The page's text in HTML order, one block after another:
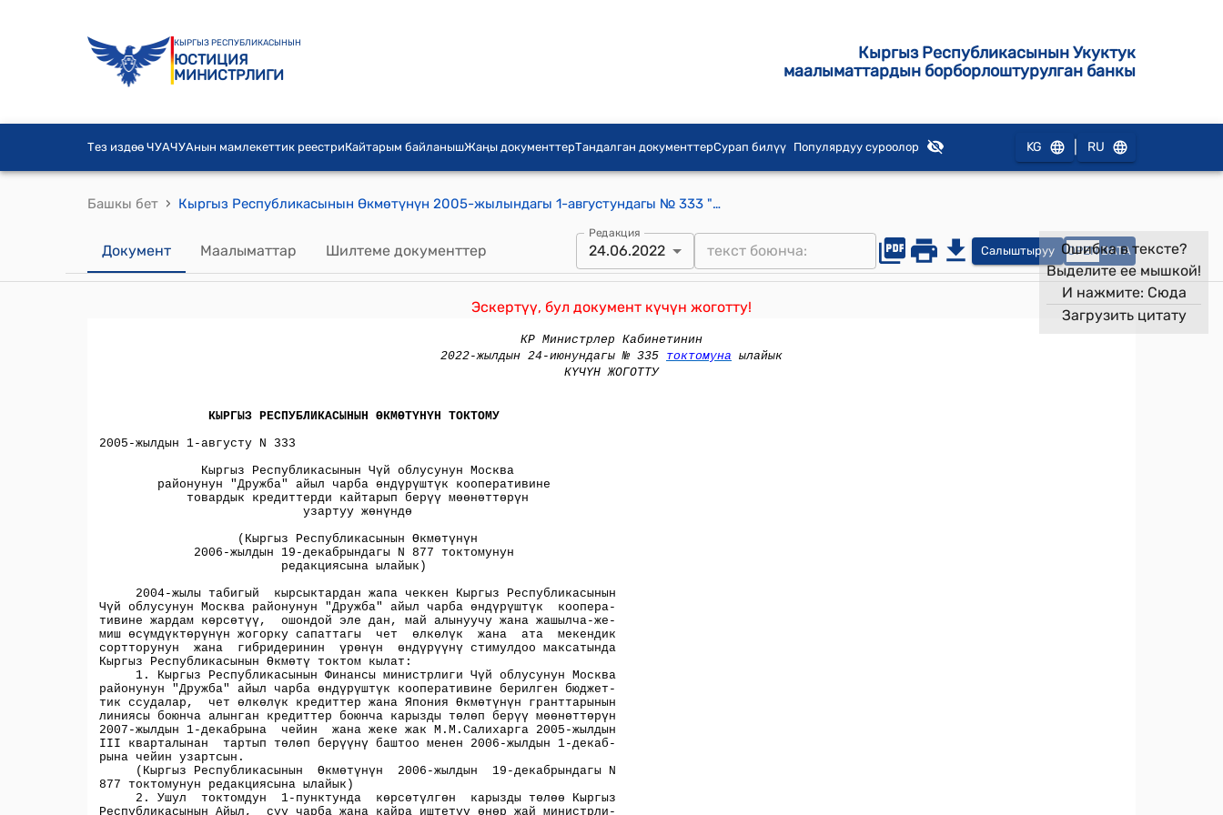
КЫРГЫЗ РЕСПУБЛИКАСЫНЫН
ЮСТИЦИЯ
МИНИСТРЛИГИ
Кыргыз Республикасынын Укуктук
маалыматтардын борборлоштурулган банкы
Тез издөө ЧУАЧУАнын мамлекеттик реестриКайтарым байланышЖаңы документтерТандалган документтерСурап билүү Популярдуу суроолор KG RU
Башкы бет › Кыргыз Республикасынын Өкмөтүнүн 2005-жылындагы 1-августундагы № 333 "Кыргыз Республикасынын Чүй облусунун Москва районунун "Дружба" айыл чарба өндүрүштүк кооперативине товардык кредиттерди кайтарып берүү мөөнөттөрүн узартуу жөнүндө" токтому
Документ Маалыматтар Шилтеме документтер
Редакция
24.06.2022 Салыштыруу OPEN DATA
Эскертүү, бул документ күчүн жоготту!
Ошибка в тексте?
Выделите ее мышкой!
И нажмите: Сюда
Загрузить цитату